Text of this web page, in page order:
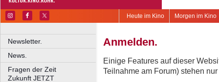
Morgen im Kino
Heute im Kino
Newsletter.
News.
Fragen der Zeit
Zukunft JETZT
Anmelden.
Einige Features auf dieser
Teilnahme am Forum) stehen